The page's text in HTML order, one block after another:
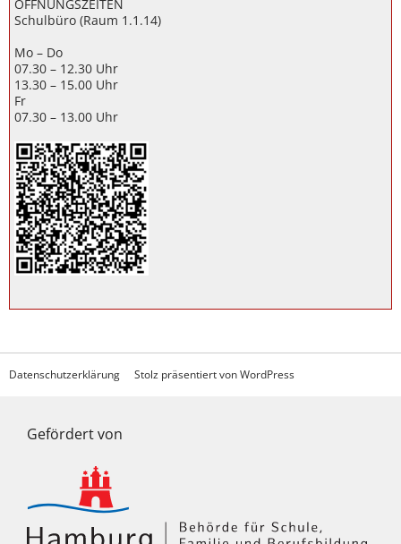
ÖFFNUNGSZEITEN
Schulbüro (Raum 1.1.14)
Mo – Do
07.30 – 12.30 Uhr
13.30 – 15.00 Uhr
Fr
07.30 – 13.00 Uhr
Datenschutzerklärung Stolz präsentiert von WordPress
Gefördert von